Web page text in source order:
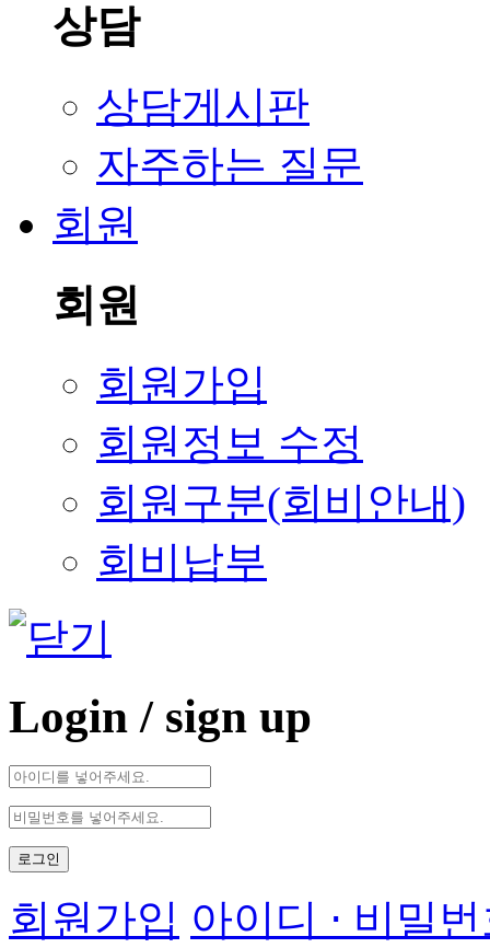
상담
상담게시판
자주하는 질문
회원
회원
회원가입
회원정보 수정
회원구분(회비안내)
회비납부
Login / sign up
로그인
회원가입 아이디 ⋅ 비밀